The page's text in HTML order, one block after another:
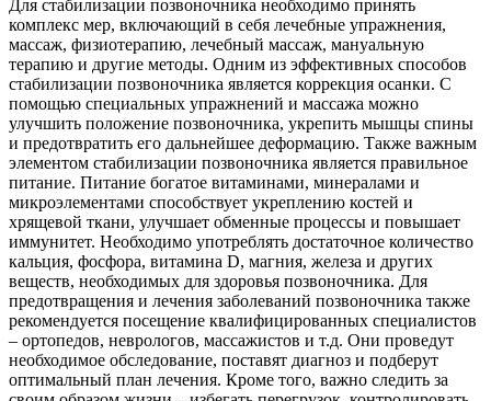
Для стабилизации позвоночника необходимо принять
комплекс мер, включающий в себя лечебные упражнения,
массаж, физиотерапию, лечебный массаж, мануальную
терапию и другие методы. Одним из эффективных способов
стабилизации позвоночника является коррекция осанки. С
помощью специальных упражнений и массажа можно
улучшить положение позвоночника, укрепить мышцы спины
и предотвратить его дальнейшее деформацию. Также важным
элементом стабилизации позвоночника является правильное
питание. Питание богатое витаминами, минералами и
микроэлементами способствует укреплению костей и
хрящевой ткани, улучшает обменные процессы и повышает
иммунитет. Необходимо употреблять достаточное количество
кальция, фосфора, витамина D, магния, железа и других
веществ, необходимых для здоровья позвоночника. Для
предотвращения и лечения заболеваний позвоночника также
рекомендуется посещение квалифицированных специалистов
– ортопедов, неврологов, массажистов и т.д. Они проведут
необходимое обследование, поставят диагноз и подберут
оптимальный план лечения. Кроме того, важно следить за